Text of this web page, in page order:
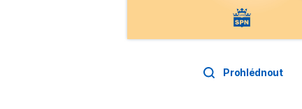
Prohlédnout